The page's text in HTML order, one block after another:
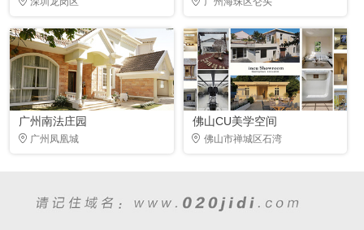
广州南法庄园
广州凤凰城
佛山CU美学空间
佛山市禅城区石湾